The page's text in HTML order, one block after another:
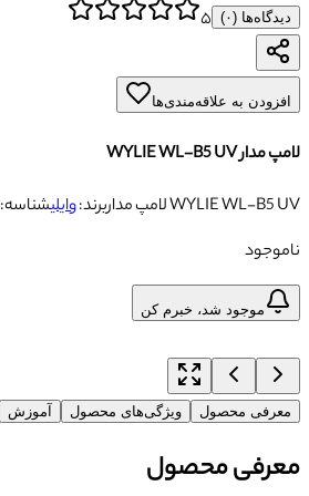
دیدگاه‌ها (۰) ۵
افزودن به علاقه‌مندی‌ها
لامپ مدار WYLIE WL-B5 UV
لامپ مدار WYLIE WL-B5 UV
برند:وایلیشناسه:
ناموجود
موجود شد، خبرم کن
معرفی محصول ویژگی‌های محصول آموزش
معرفی محصول